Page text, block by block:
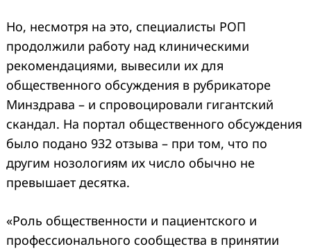
Но, несмотря на это, специалисты РОП
продолжили работу над клиническими
рекомендациями, вывесили их для
общественного обсуждения в рубрикаторе
Минздрава – и спровоцировали гигантский
скандал. На портал общественного обсуждения
было подано 932 отзыва – при том, что по
другим нозологиям их число обычно не
превышает десятка.
«Роль общественности и пациентского и
профессионального сообщества в принятии